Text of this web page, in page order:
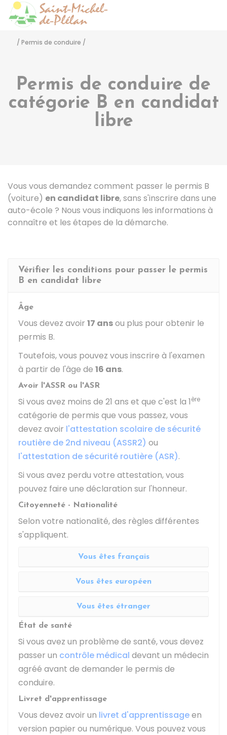
/ Permis de conduire /
Permis de conduire de
catégorie B en candidat
libre
Vous vous demandez comment passer le permis B
(voiture) en candidat libre, sans s'inscrire dans une
auto-école ? Nous vous indiquons les informations à
connaître et les étapes de la démarche.
Vérifier les conditions pour passer le permis
B en candidat libre
Âge
Vous devez avoir 17 ansou plus pour obtenir le
permis B.
Toutefois, vous pouvez vous inscrire à l'examen
à partir de l'âge de 16 ans.
Avoir l'ASSR ou l'ASR
Si vous avez moins de 21 ans et que c'est la 1ère
catégorie de permis que vous passez, vous
devez avoir l'attestation scolaire de sécurité
routière de 2nd niveau (ASSR2) ou
l'attestation de sécurité routière (ASR).
Si vous avez perdu votre attestation, vous
pouvez faire une déclaration sur l'honneur.
Citoyenneté - Nationalité
Selon votre nationalité, des règles différentes
s'appliquent.
Vous êtes français
Vous êtes européen
Vous êtes étranger
État de santé
Si vous avez un problème de santé, vous devez
passer un contrôle médical devant un médecin
agréé avant de demander le permis de
conduire.
Livret d'apprentissage
Vous devez avoir un livret d'apprentissageen
version papier ou numérique. Vous pouvez vous